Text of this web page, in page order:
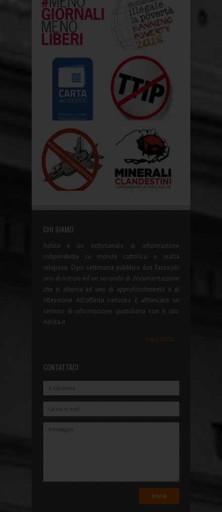
CHI SIAMO
Adista è un settimanale di informazione
indipendente su mondo cattolico e realtà
religioso. Ogni settimana pubblica due fascicoli:
uno di notizie ed un secondo di documentazione
che si alterna ad uno di approfondimento e di
riflessione. All'offerta cartacea è affiancato un
servizio di informazione quotidiana con il sito
Adista.it.
leggi tutto...
CONTATTACI